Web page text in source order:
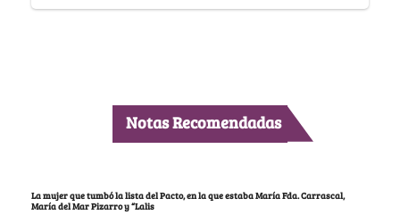
Notas Recomendadas
La mujer que tumbó la lista del Pacto, en la que estaba María Fda. Carrascal,
María del Mar Pizarro y “Lalis